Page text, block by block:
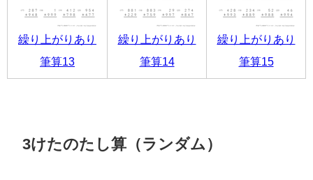
繰り上がりあり
筆算13
繰り上がりあり
筆算14
繰り上がりあり
筆算15
3けたのたし算（ランダム）